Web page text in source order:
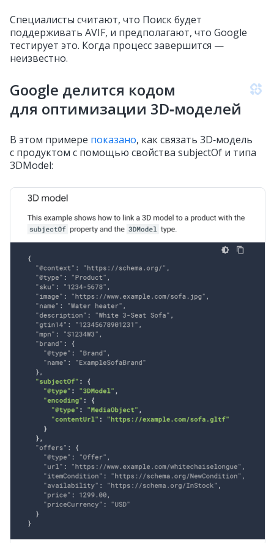
Специалисты считают, что Поиск будет
поддерживать AVIF, и предполагают, что Google
тестирует это. Когда процесс завершится —
неизвестно.
Google делится кодом
для оптимизации 3D‑моделей
В этом примере показано, как связать 3D‑модель
с продуктом с помощью свойства subjectOf и типа
3DModel: